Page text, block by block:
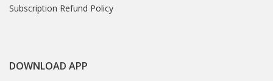
Subscription Refund Policy
DOWNLOAD APP